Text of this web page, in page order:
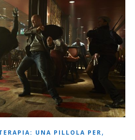
UNA PILLOLA PER,